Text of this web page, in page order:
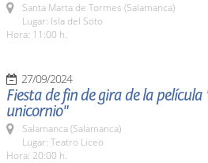
Santa Marta de Tormes (Salamanca)
Lugar: Isla del Soto
Hora: 11:00 h.
27/09/2024
Fiesta de fin de gira de la
unicornio"
Salamanca (Salamanca)
Lugar: Teatro Liceo
Hora: 20:00 h.